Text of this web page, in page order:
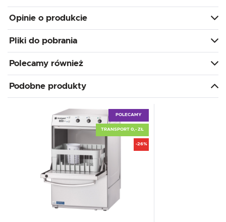
Opinie o produkcie
Pliki do pobrania
Polecamy również
Podobne produkty
POLECAMY
TRANSPORT 0,- ZŁ
-26%